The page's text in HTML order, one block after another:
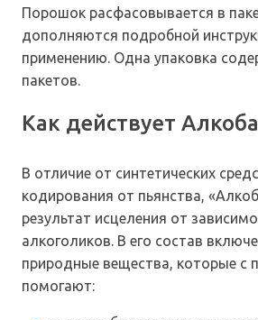
Порошок расфасовывается в
дополняются подробной
применению. Одна упаковка
пакетов.
Как действует
В отличие от синтетических
кодирования от пьянства,
результат исцеления от
алкоголиков. В его состав
природные вещества, которые с
помогают: